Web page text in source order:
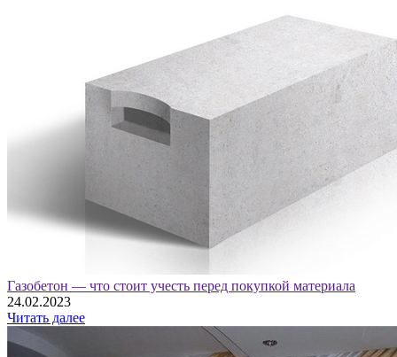
Газобетон — что стоит учесть перед покупкой материала
24.02.2023
Читать далее